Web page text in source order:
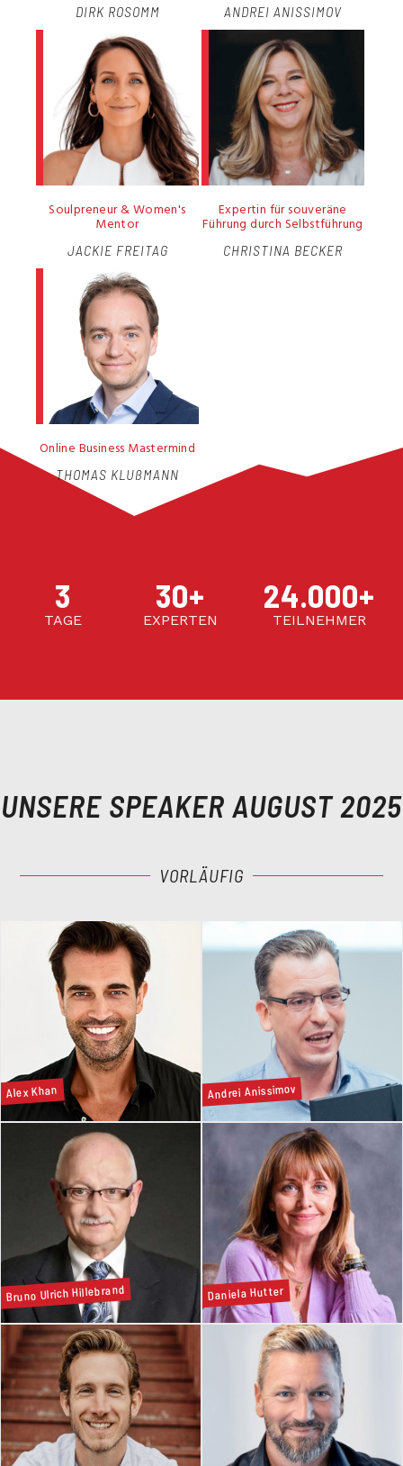
DIRK ROSOMM ANDREI ANISSIMOV
Soulpreneur & Women's
Mentor
JACKIE FREITAG
Expertin für souveräne
Führung durch Selbstführung
CHRISTINA BECKER
Online Business Mastermind
THOMAS KLUßMANN
TAGE
3
EXPERTEN
30+
TEILNEHMER
24.000+
UNSERE SPEAKER AUGUST 2025
VORLÄUFIG
Alex Khan Andrei Anissimov
Bruno Ulrich Hillebrand Daniela Hutter